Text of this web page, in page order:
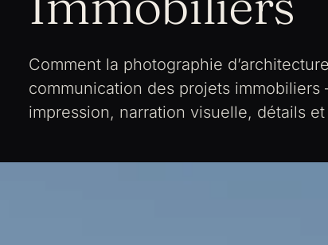
Comment la photographie
communication des projets
impression, narration visuelle, détails